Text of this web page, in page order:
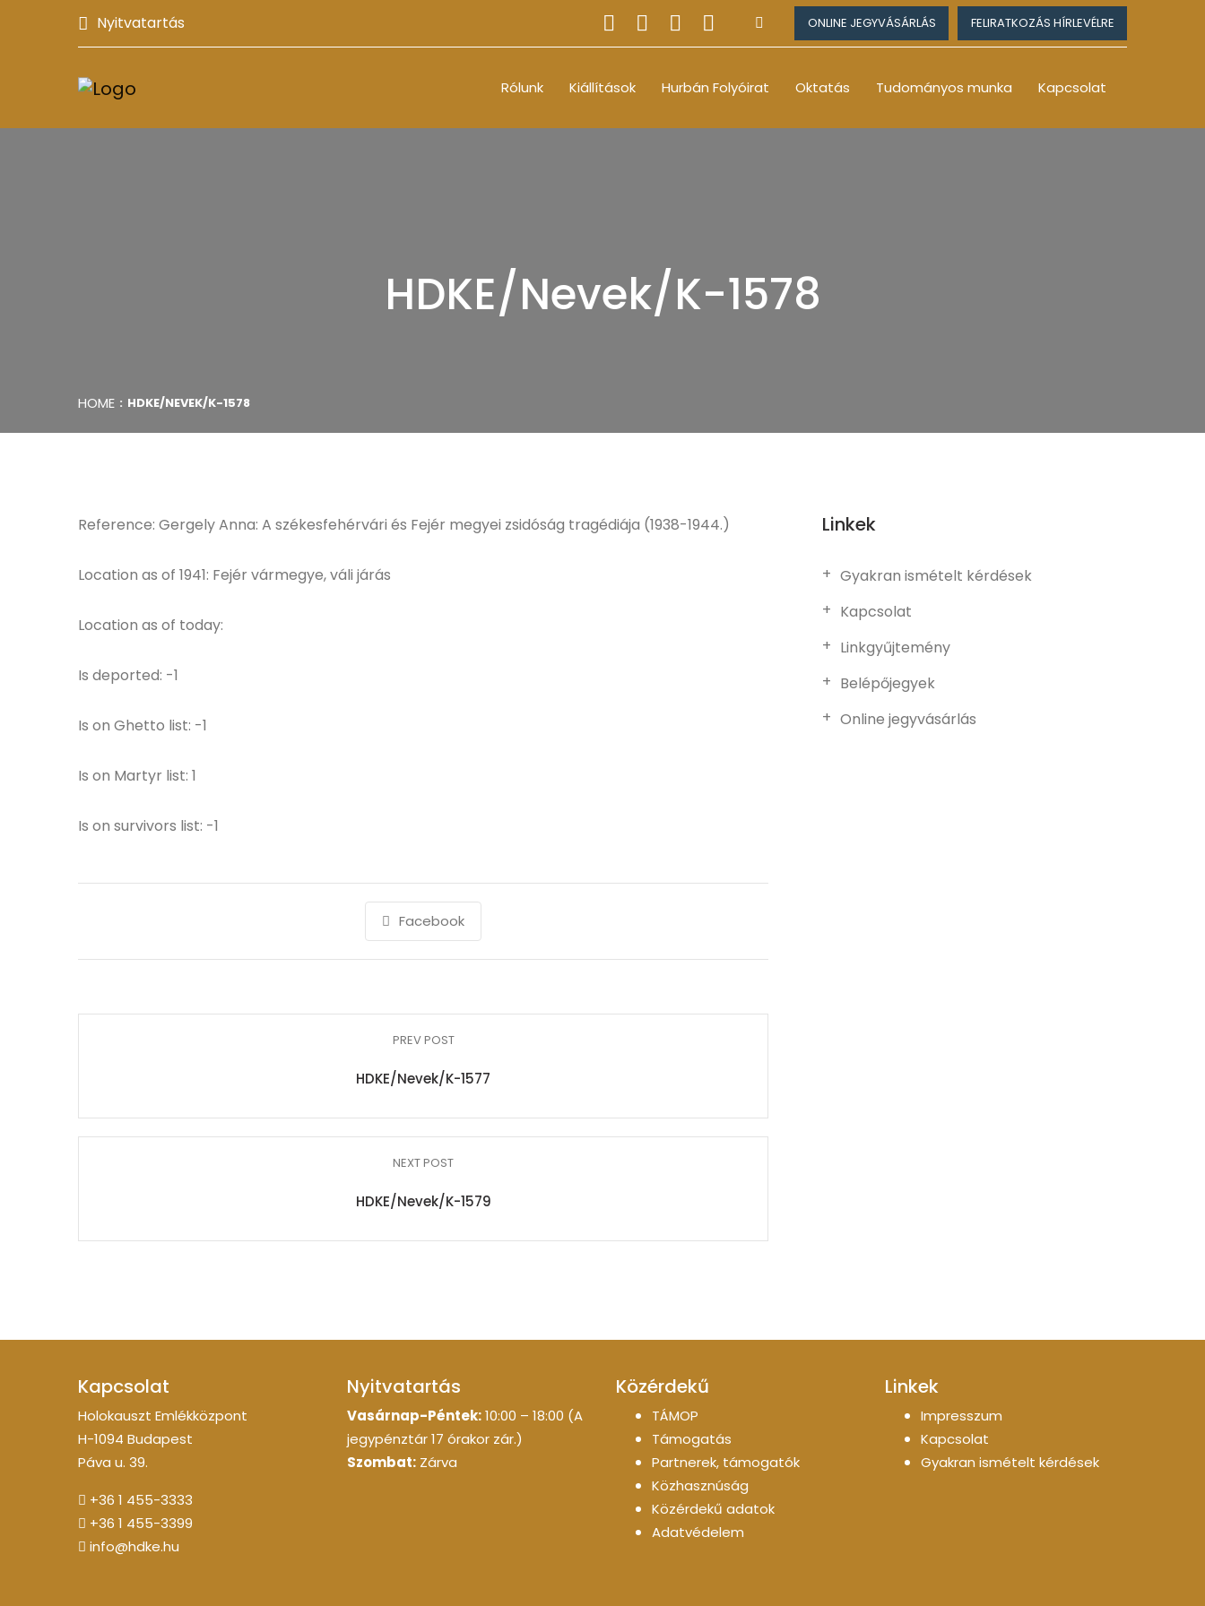
Nyitvatartás ONLINE JEGYVÁSÁRLÁS FELIRATKOZÁS HÍRLEVÉLRE
Rólunk Kiállítások Hurbán Folyóirat Oktatás Tudományos munka Kapcsolat
HDKE/Nevek/K-1578
HOME HDKE/NEVEK/K-1578
Reference: Gergely Anna: A székesfehérvári és Fejér megyei zsidóság tragédiája (1938-1944.)
Location as of 1941: Fejér vármegye, váli járás
Location as of today:
Is deported: -1
Is on Ghetto list: -1
Is on Martyr list: 1
Is on survivors list: -1
Facebook
PREV POST
HDKE/Nevek/K-1577
NEXT POST
HDKE/Nevek/K-1579
Linkek
Gyakran ismételt kérdések
Kapcsolat
Linkgyűjtemény
Belépőjegyek
Online jegyvásárlás
Kapcsolat
Holokauszt Emlékközpont
H-1094 Budapest
Páva u. 39.
+36 1 455-3333
+36 1 455-3399
info@hdke.hu
Nyitvatartás
Vasárnap-Péntek:10:00 – 18:00 (A
jegypénztár 17 órakor zár.)
Szombat: Zárva
Közérdekű
TÁMOP
Támogatás
Partnerek, támogatók
Közhasznúság
Közérdekű adatok
Adatvédelem
Linkek
Impresszum
Kapcsolat
Gyakran ismételt kérdések